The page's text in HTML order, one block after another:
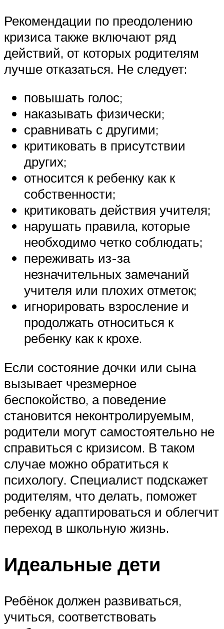
Рекомендации по преодолению
кризиса также включают ряд
действий, от которых родителям
лучше отказаться. Не следует:
повышать голос;
наказывать физически;
сравнивать с другими;
критиковать в присутствии
других;
относится к ребенку как к
собственности;
критиковать действия учителя;
нарушать правила, которые
необходимо четко соблюдать;
переживать из-за
незначительных замечаний
учителя или плохих отметок;
игнорировать взросление и
продолжать относиться к
ребенку как к крохе.
Если состояние дочки или сына
вызывает чрезмерное
беспокойство, а поведение
становится неконтролируемым,
родители могут самостоятельно не
справиться с кризисом. В таком
случае можно обратиться к
психологу. Специалист подскажет
родителям, что делать, поможет
ребенку адаптироваться и облегчит
переход в школьную жизнь.
Идеальные дети
Ребёнок должен развиваться,
учиться, соответствовать